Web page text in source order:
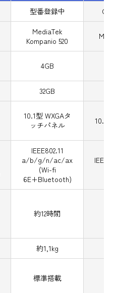
型番登録中
MediaTek
Kompanio 520
4GB
32GB
10.1型 WXGAタ
ッチパネル
10.5
IEEE802.11
a/b/g/n/ac/ax
(Wi-fi
6E+Bluetooth)
約12時間
約1,1kg
標準搭載